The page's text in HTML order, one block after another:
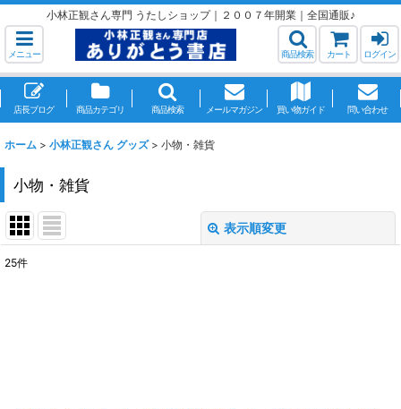
小林正観さん専門 うたしショップ｜２００７年開業｜全国通販♪
メニュー 商品検索 カート ログイン
店長ブログ 商品カテゴリ 商品検索 メールマガジン 買い物ガイド 問い合わせ
ホーム > 小林正観さん グッズ > 小物・雑貨
小物・雑貨
表示順変更
25件